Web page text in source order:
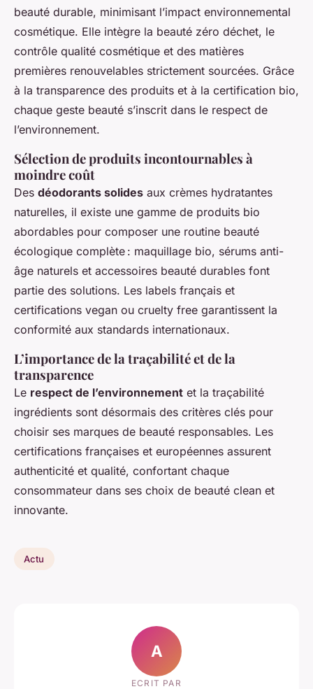
beauté durable, minimisant l’impact environnemental
cosmétique. Elle intègre la beauté zéro déchet, le
contrôle qualité cosmétique et des matières
premières renouvelables strictement sourcées. Grâce
à la transparence des produits et à la certification bio,
chaque geste beauté s’inscrit dans le respect de
l’environnement.
Sélection de produits incontournables à
moindre coût
Des déodorants solides aux crèmes hydratantes
naturelles, il existe une gamme de produits bio
abordables pour composer une routine beauté
écologique complète : maquillage bio, sérums anti-
âge naturels et accessoires beauté durables font
partie des solutions. Les labels français et
certifications vegan ou cruelty free garantissent la
conformité aux standards internationaux.
L’importance de la traçabilité et de la
transparence
Le respect de l’environnement et la traçabilité
ingrédients sont désormais des critères clés pour
choisir ses marques de beauté responsables. Les
certifications françaises et européennes assurent
authenticité et qualité, confortant chaque
consommateur dans ses choix de beauté clean et
innovante.
Actu
A
ECRIT PAR